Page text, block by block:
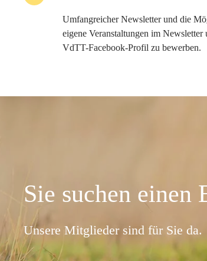
Umfangreicher Newsletter und die
eigene Veranstaltungen im Newsletter
VdTT-Facebook-Profil zu bewerben.
Sie suchen einen
Unsere Mitglieder sind für Sie da.